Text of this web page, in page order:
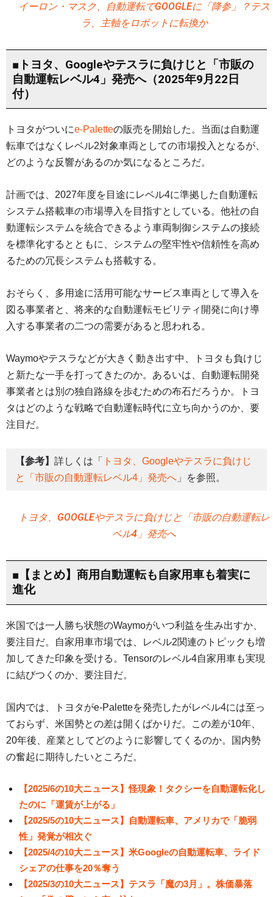
イーロン・マスク、自動運転でGOOGLEに「降参」？テス
ラ、主軸をロボットに転換か
■トヨタ、Googleやテスラに負けじと「市販の
自動運転レベル4」発売へ（2025年9月22日
付）
トヨタがついにe-Paletteの販売を開始した。当面は自動運
転車ではなくレベル2対象車両としての市場投入となるが、
どのような反響があるのか気になるところだ。
計画では、2027年度を目途にレベル4に準拠した自動運転
システム搭載車の市場導入を目指すとしている。他社の自
動運転システムを統合できるよう車両制御システムの接続
を標準化するとともに、システムの堅牢性や信頼性を高め
るための冗長システムも搭載する。
おそらく、多用途に活用可能なサービス車両として導入を
図る事業者と、将来的な自動運転モビリティ開発に向け導
入する事業者の二つの需要があると思われる。
Waymoやテスラなどが大きく動き出す中、トヨタも負けじ
と新たな一手を打ってきたのか。あるいは、自動運転開発
事業者とは別の独自路線を歩むための布石だろうか。トヨ
タはどのような戦略で自動運転時代に立ち向かうのか、要
注目だ。
【参考】 詳しくは「
トヨタ、Googleやテスラに負けじ
と「市販の自動運転レベル4」発売へ 」を参照。
トヨタ、GOOGLEやテスラに負けじと「市販の自動運転レ
ベル4」発売へ
■【まとめ】商用自動運転も自家用車も着実に
進化
米国では一人勝ち状態のWaymoがいつ利益を生み出すか、
要注目だ。自家用車市場では、レベル2関連のトピックも増
加してきた印象を受ける。Tensorのレベル4自家用車も実現
に結びつくのか、要注目だ。
国内では、トヨタがe-Paletteを発売したがレベル4には至っ
ておらず、米国勢との差は開くばかりだ。この差が10年、
20年後、産業としてどのように影響してくるのか。国内勢
の奮起に期待したいところだ。
【2025/6の10大ニュース】怪現象！タクシーを自動運転化し
たのに「運賃が上がる」
【2025/5の10大ニュース】自動運転車、アメリカで「脆弱
性」発覚が相次ぐ
【2025/4の10大ニュース】米Googleの自動運転車、ライド
シェアの仕事を20％奪う
【2025/3の10大ニュース】テスラ「魔の3月」。株価暴落